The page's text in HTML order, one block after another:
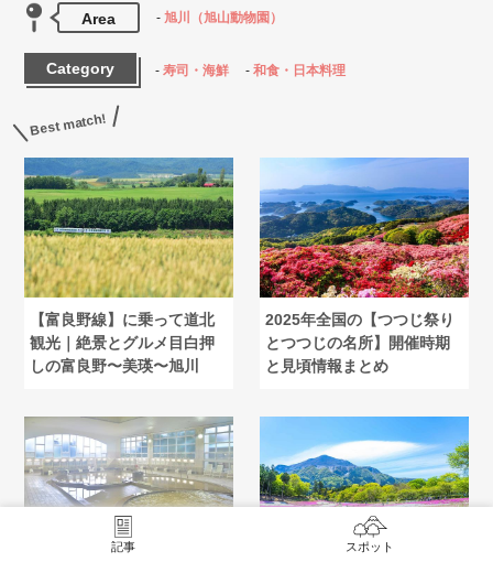
Area 旭川（旭山動物園）
Category 寿司・海鮮 和食・日本料理
Best match!
【富良野線】に乗って道北
観光｜絶景とグルメ目白押
しの富良野〜美瑛〜旭川
2025年全国の【つつじ祭り
とつつじの名所】開催時期
と見頃情報まとめ
記事 スポット